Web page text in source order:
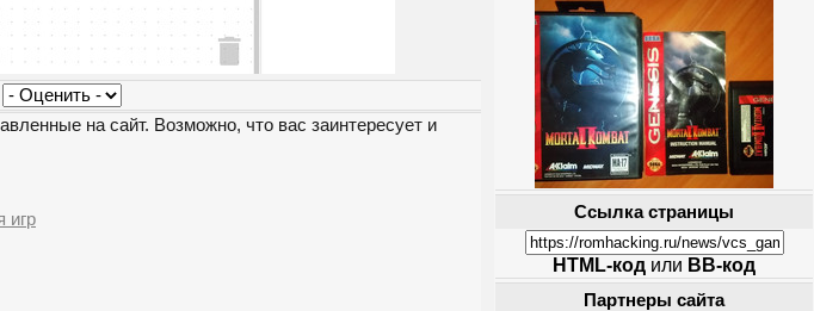
на сайт. Возможно, что вас заинтересует и
игр
Ссылка страницы
HTML-код или BB-код
Партнеры сайта